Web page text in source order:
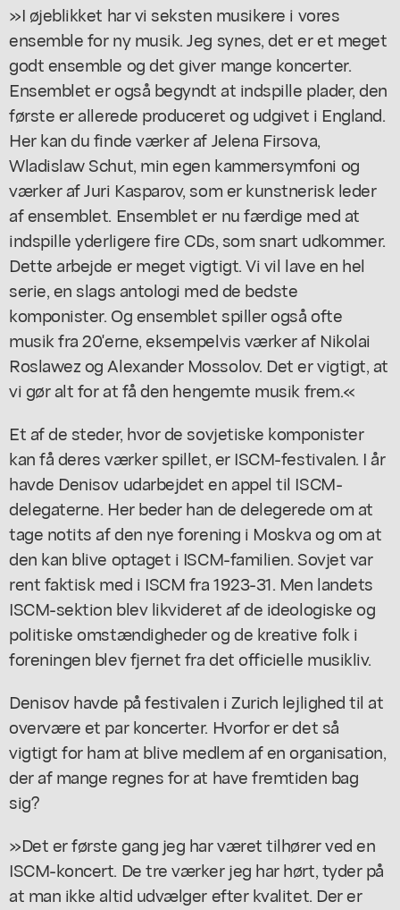
»I øjeblikket har vi seksten musikere i vores
ensemble for ny musik. Jeg synes, det er et meget
godt ensemble og det giver mange koncerter.
Ensemblet er også begyndt at indspille plader, den
første er allerede produceret og udgivet i England.
Her kan du finde værker af Jelena Firsova,
Wladislaw Schut, min egen kammersymfoni og
værker af Juri Kasparov, som er kunstnerisk leder
af ensemblet. Ensemblet er nu færdige med at
indspille yderligere fire CDs, som snart udkommer.
Dette arbejde er meget vigtigt. Vi vil lave en hel
serie, en slags antologi med de bedste
komponister. Og ensemblet spiller også ofte
musik fra 20'erne, eksempelvis værker af Nikolai
Roslawez og Alexander Mossolov. Det er vigtigt, at
vi gør alt for at få den hengemte musik frem.«
Et af de steder, hvor de sovjetiske komponister
kan få deres værker spillet, er ISCM-festivalen. I år
havde Denisov udarbejdet en appel til ISCM-
delegaterne. Her beder han de delegerede om at
tage notits af den nye forening i Moskva og om at
den kan blive optaget i ISCM-familien. Sovjet var
rent faktisk med i ISCM fra 1923-31. Men landets
ISCM-sektion blev likvideret af de ideologiske og
politiske omstændigheder og de kreative folk i
foreningen blev fjernet fra det officielle musikliv.
Denisov havde på festivalen i Zurich lejlighed til at
overvære et par koncerter. Hvorfor er det så
vigtigt for ham at blive medlem af en organisation,
der af mange regnes for at have fremtiden bag
sig?
»Det er første gang jeg har været tilhører ved en
ISCM-koncert. De tre værker jeg har hørt, tyder på
at man ikke altid udvælger efter kvalitet. Der er